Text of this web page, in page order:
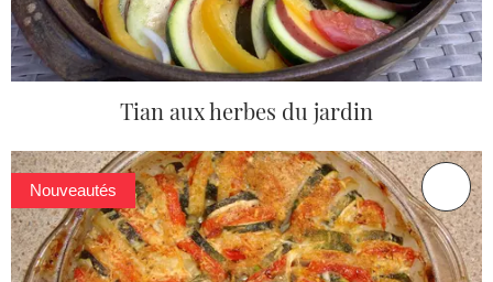
Tian aux herbes du jardin
Nouveautés